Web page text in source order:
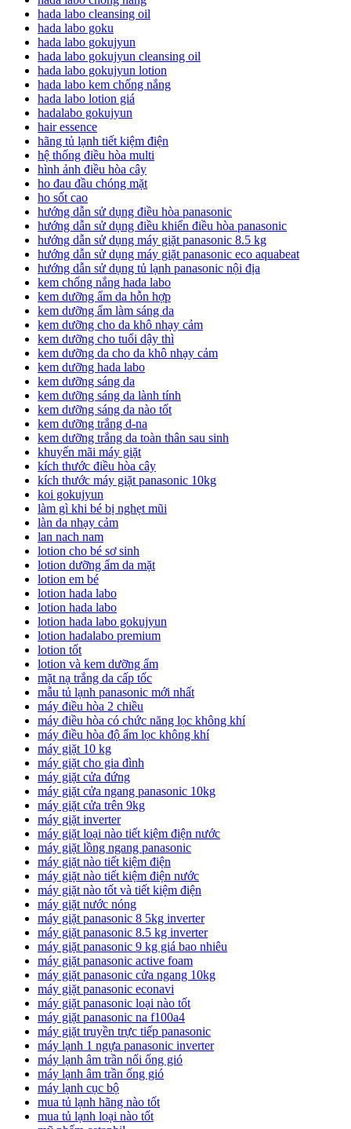
hada labo cleansing oil
hada labo goku
hada labo gokujyun
hada labo gokujyun cleansing oil
hada labo gokujyun lotion
hada labo kem chống nắng
hada labo lotion giá
hadalabo gokujyun
hair essence
hãng tủ lạnh tiết kiệm điện
hệ thống điều hòa multi
hình ảnh điều hòa cây
ho đau đầu chóng mặt
ho sốt cao
hướng dẫn sử dụng điều hòa panasonic
hướng dẫn sử dụng điều khiển điều hòa panasonic
hướng dẫn sử dụng máy giặt panasonic 8.5 kg
hướng dẫn sử dụng máy giặt panasonic eco aquabeat
hướng dẫn sử dụng tủ lạnh panasonic nội địa
kem chống nắng hada labo
kem dưỡng ẩm da hỗn hợp
kem dưỡng ẩm làm sáng da
kem dưỡng cho da khô nhạy cảm
kem dưỡng cho tuổi dậy thì
kem dưỡng da cho da khô nhạy cảm
kem dưỡng hada labo
kem dưỡng sáng da
kem dưỡng sáng da lành tính
kem dưỡng sáng da nào tốt
kem dưỡng trắng d-na
kem dưỡng trắng da toàn thân sau sinh
khuyến mãi máy giặt
kích thước điều hòa cây
kích thước máy giặt panasonic 10kg
koi gokujyun
làm gì khi bé bị nghẹt mũi
làn da nhạy cảm
lan nach nam
lotion cho bé sơ sinh
lotion dưỡng ẩm da mặt
lotion em bé
lotion hada labo
lotion hada labo
lotion hada labo gokujyun
lotion hadalabo premium
lotion tốt
lotion và kem dưỡng ẩm
mặt nạ trắng da cấp tốc
mẫu tủ lạnh panasonic mới nhất
máy điều hòa 2 chiều
máy điều hòa có chức năng lọc không khí
máy điều hòa độ ẩm lọc không khí
máy giặt 10 kg
máy giặt cho gia đình
máy giặt cửa đứng
máy giặt cửa ngang panasonic 10kg
máy giặt cửa trên 9kg
máy giặt inverter
máy giặt loại nào tiết kiệm điện nước
máy giặt lồng ngang panasonic
máy giặt nào tiết kiệm điện
máy giặt nào tiết kiệm điện nước
máy giặt nào tốt và tiết kiệm điện
máy giặt nước nóng
máy giặt panasonic 8 5kg inverter
máy giặt panasonic 8.5 kg inverter
máy giặt panasonic 9 kg giá bao nhiêu
máy giặt panasonic active foam
máy giặt panasonic cửa ngang 10kg
máy giặt panasonic econavi
máy giặt panasonic loại nào tốt
máy giặt panasonic na f100a4
máy giặt truyền trực tiếp panasonic
máy lạnh 1 ngựa panasonic inverter
máy lạnh âm trần nối ống gió
máy lạnh âm trần ống gió
máy lạnh cục bộ
mua tủ lạnh hãng nào tốt
mua tủ lạnh loại nào tốt